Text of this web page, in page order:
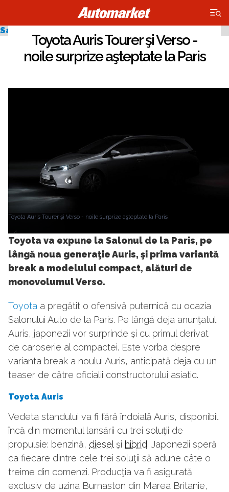
×
Salonul Auto de la Paris 2012
Toyota Auris Tourer şi Verso -
noile surprize aşteptate la Paris
Toyota Auris Tourer şi Verso - noile surprize aşteptate la Paris
4
Toyota va expune la Salonul de la Paris, pe
lângă noua generaţie Auris, şi prima variantă
break a modelului compact, alături de
monovolumul Verso.
Toyota a pregătit o ofensivă puternică cu ocazia
Salonului Auto de la Paris. Pe lângă deja anunţatul
Auris, japonezii vor surprinde şi cu primul derivat
de caroserie al compactei. Este vorba despre
varianta break a noului Auris, anticipată deja cu un
teaser de către oficialii constructorului asiatic.
Toyota Auris
Vedeta standului va fi fără îndoială Auris, disponibil
încă din momentul lansării cu trei soluţii de
propulsie: benzină, dieselşi hibrid. Japonezii speră
ca fiecare dintre cele trei soluţii să adune câte o
treime din comenzi. Producţia va fi asigurată
exclusiv de uzina Burnaston din Marea Britanie,